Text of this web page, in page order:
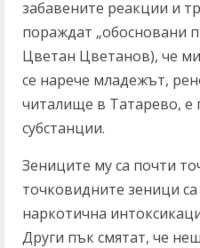
забавените реакции и
пораждат „обосновани
Цветан Цветанов), че
се нарече младежът,
читалище в Татарево, е
субстанции.
Зениците му са почти
точковидните зеници
наркотична
Други пък смятат, че